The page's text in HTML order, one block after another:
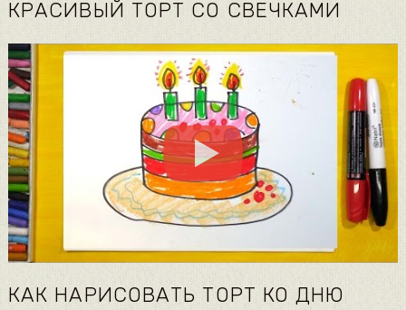
КРАСИВЫЙ ТОРТ СО СВЕЧКАМИ
КАК НАРИСОВАТЬ ТОРТ КО ДНЮ